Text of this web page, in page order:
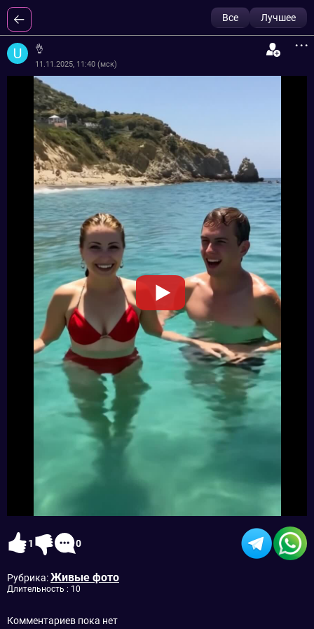
Все Лучшее
👌
11.11.2025, 11:40 (мск)
...
1 0
Рубрика:Живые фото
Длительность : 10
Комментариев пока нет